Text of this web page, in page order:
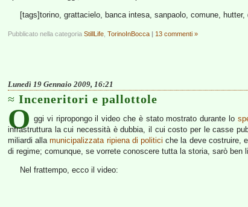
[tags]torino, grattacielo, banca intesa, sanpaolo, comune, hutter,
Pubblicato nella categoria StillLife TorinoInBocca | 13 commenti »
Lunedì 19 Gennaio 2009, 16:21
Inceneritori e pallottole
O ggi vi ripropongo il video che è stato mostrato durante lo
infrastruttura la cui necessità è dubbia, il cui costo per le casse
miliardi allamunicipalizzata ripiena di politici che la deve costruire,
di regime; comunque, se vorrete conoscere tutta la storia, sarò ben
Nel frattempo, ecco il video: